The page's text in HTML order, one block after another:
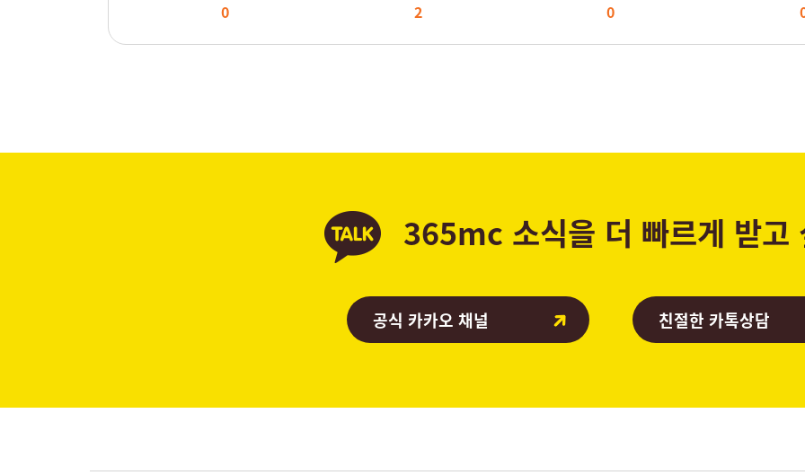
0
2
0
365mc 소식을 더 빠르게 받고
공식 카카오 채널 친절한 카톡상담